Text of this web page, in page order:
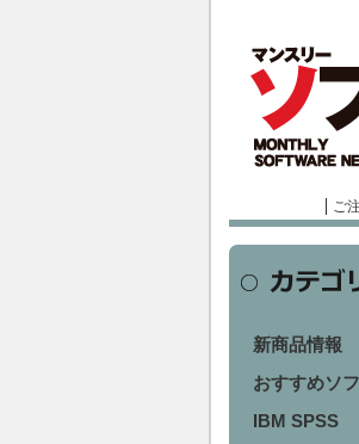
ご
新商品情報
おすすめソ
IBM SPSS